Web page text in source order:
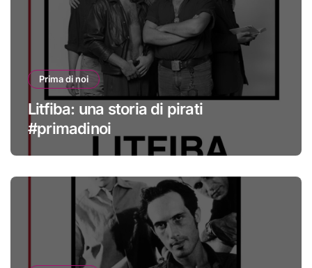
Prima di noi
Litfiba: una storia di pirati
#primadinoi